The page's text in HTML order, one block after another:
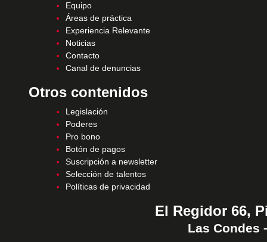
Equipo
Áreas de práctica
Experiencia Relevante
Noticias
Contacto
Canal de denuncias
Otros contenidos
Legislación
Poderes
Pro bono
Botón de pagos
Suscripción a newsletter
Selección de talentos
Políticas de privacidad
El Regidor 66,
Las Condes